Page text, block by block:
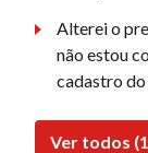
Alterei o
não estou
cadastro do
Ver todos